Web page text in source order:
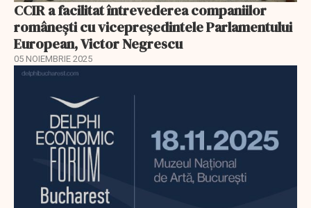
CCIR a facilitat întrevederea companiilor
românești cu vicepreședintele Parlamentului
European, Victor Negrescu
05 NOIEMBRIE 2025